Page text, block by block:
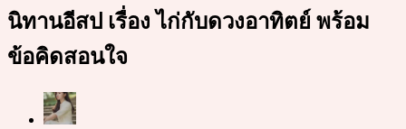
นิทานอีสป เรื่อง ไก่กับดวงอาทิตย์ พร้อม
ข้อคิดสอนใจ